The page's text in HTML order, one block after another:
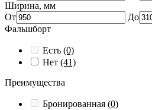
Ширина, мм
От
До
Фальшборт
Есть (0)
Нет (41)
Преимущества
Бронированная (0)